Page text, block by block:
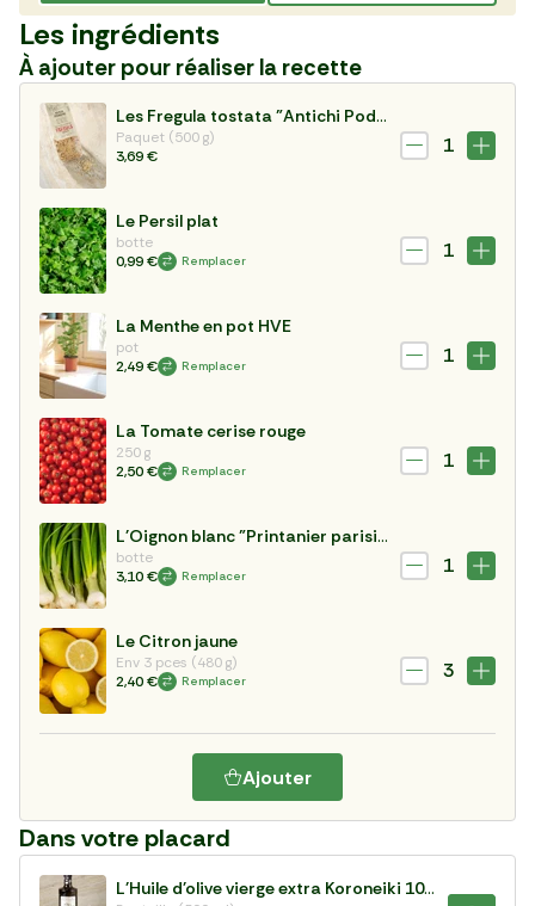
Les ingrédients
À ajouter pour réaliser la recette
Les Fregula tostata "Antichi Poderi"
Paquet (500 g)
3,69 €
1
Le Persil plat
botte
0,99 €
Remplacer 1
La Menthe en pot HVE
pot
2,49 €
Remplacer 1
La Tomate cerise rouge
250 g
2,50 €
Remplacer 1
L'Oignon blanc "Printanier parisien"
botte
3,10 €
Remplacer 1
Le Citron jaune
Env 3 pces (480 g)
2,40 €
Remplacer 3
Ajouter
Dans votre placard
L'Huile d'olive vierge extra Koroneiki 100%